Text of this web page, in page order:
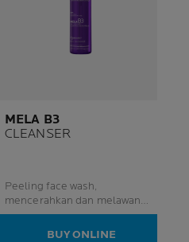
MELA B3
CLEANSER
Peeling face wash,
mencerahkan dan melawan
noda hitam
BUY ONLINE